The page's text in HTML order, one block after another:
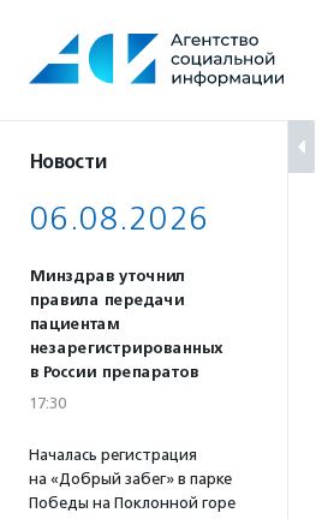
содержанию
Новости
06.08.2026
Минздрав уточнил
правила передачи
пациентам
незарегистрированных
в России препаратов
17:30
Началась регистрация
на «Добрый забег» в парке
Победы на Поклонной горе